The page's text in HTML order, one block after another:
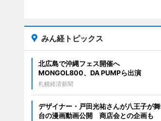
みん経トピックス
北広島で沖縄フェス開催へ
MONGOL800、DA PUMPら出演
札幌経済新聞
デザイナー・戸田光祐さんが八王子が舞
台の漫画動画公開 商店会との企画も